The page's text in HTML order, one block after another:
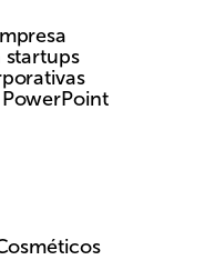
startups